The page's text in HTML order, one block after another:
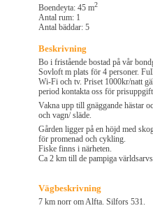
Boendeyta: 45 m2
Antal rum: 1
Antal bäddar: 5
Beskrivning
Bo i fristående bostad på vår
Sovloft m plats för 4 personer.
Wi-Fi och tv. Priset 1000kr/natt
period kontakta oss för
Vakna upp till gnäggande hästar
och vagn/ släde.
Gården ligger på en höjd med
för promenad och cykling.
Fiske finns i närheten.
Ca 2 km till de pampiga
Vägbeskrivning
7 km norr om Alfta. Silfors 531.